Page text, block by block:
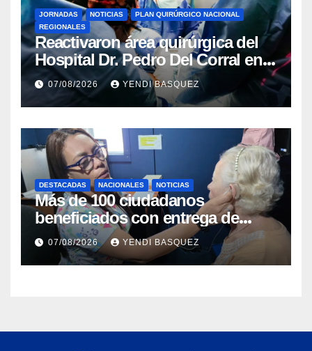
JORNADAS NOTICIAS
PLAN QUIRÚRGICO NACIONAL
REGIONALES
Reactivaron área quirúrgica del
Hospital Dr. Pedro Del Corral en
Guárico
07/08/2026 YENDI BASQUEZ
DESTACADAS NACIONALES NOTICIAS
Más de 100 ciudadanos
beneficiados con entrega de
prótesis auditivas en el Centro de
Rehabilitación J.J. Arvelo
07/08/2026 YENDI BASQUEZ